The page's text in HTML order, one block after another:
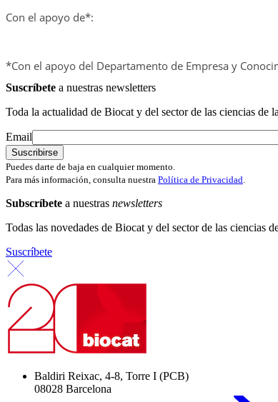
Con el apoyo de*:
*Con el apoyo del Departamento de Empresa y
Suscríbete a nuestras newsletters
Toda la actualidad de Biocat y del sector de las ciencias de
Email
Puedes darte de baja en cualquier momento.
Para más información, consulta nuestra Política de Privacidad.
Subscríbete a nuestras newsletters
Todas las novedades de Biocat y del sector de las ciencias
Suscríbete
Baldiri Reixac, 4-8, Torre I (PCB)
08028 Barcelona